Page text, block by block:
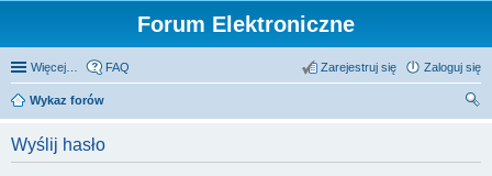
Forum Elektroniczne
Więcej… FAQ Zaloguj się
Zarejestruj się
Wykaz forów
Wyślij hasło